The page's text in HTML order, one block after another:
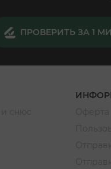
ПРОВЕРИТЬ ЗА 1